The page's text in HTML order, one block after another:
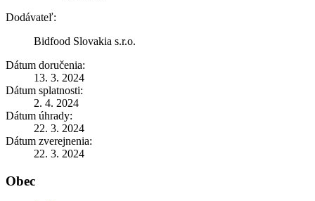
Dodávateľ:
Bidfood Slovakia s.r.o.
Dátum doručenia:
13. 3. 2024
Dátum splatnosti:
2. 4. 2024
Dátum úhrady:
22. 3. 2024
Dátum zverejnenia:
22. 3. 2024
Obec